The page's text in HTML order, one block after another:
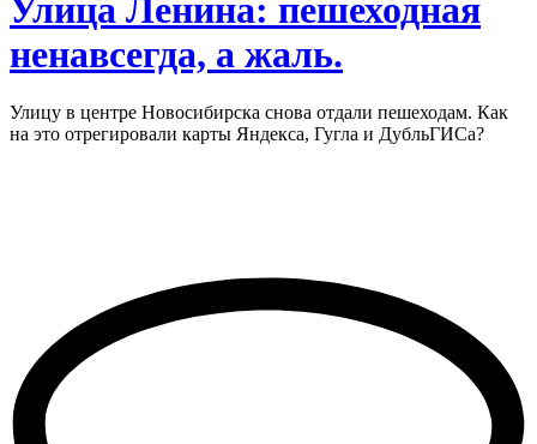
Улица Ленина: пешеходная
ненавсегда, а жаль.
Улицу в центре Новосибирска снова отдали пешеходам. Как
на это отрегировали карты Яндекса, Гугла и ДубльГИСа?